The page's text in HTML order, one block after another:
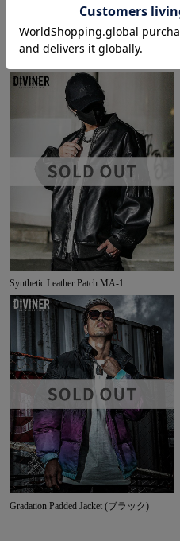
Synthetic Leather Patch MA-1
Gradation Padded Jacket (ブラック)